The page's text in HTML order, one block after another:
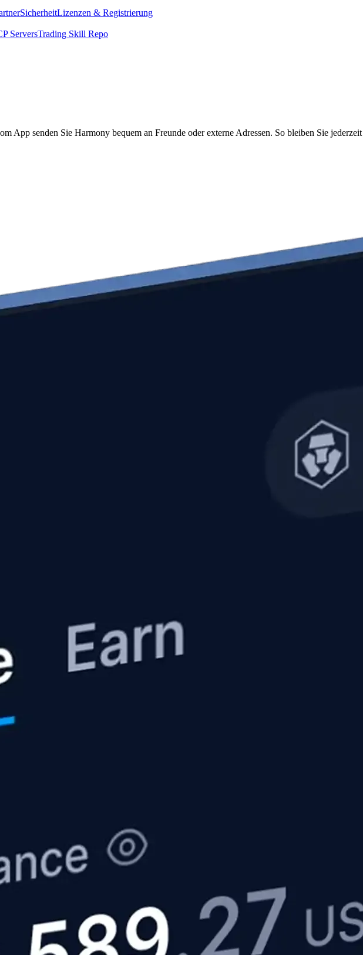
SicherheitLizenzen & Registrierung
ServersTrading Skill Repo
App senden Sie Harmony bequem an Freunde oder externe Adressen. So bleiben Sie